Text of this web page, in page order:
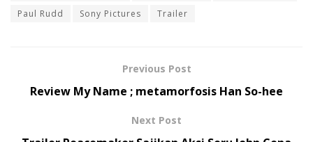
Paul Rudd
Sony Pictures Trailer
Previous Post
Review My Name ; metamorfosis Han So-hee
Next Post